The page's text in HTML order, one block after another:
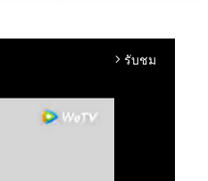
arrow_forward_ios รับชม